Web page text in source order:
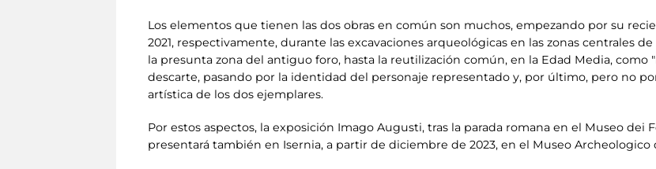
Los elementos que tienen las dos obras en común son muchos, empezando por su
2021, respectivamente, durante las excavaciones arqueológicas en las zonas centrales
la presunta zona del antiguo foro, hasta la reutilización común, en la Edad Media,
descarte, pasando por la identidad del personaje representado y, por último, pero no
artística de los dos ejemplares.
Por estos aspectos, la exposición Imago Augusti, tras la parada romana en el Museo dei
presentará también en Isernia, a partir de diciembre de 2023, en el Museo Archeologico